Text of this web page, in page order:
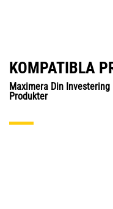
KOMPATIBLA
Maximera Din
Produkter